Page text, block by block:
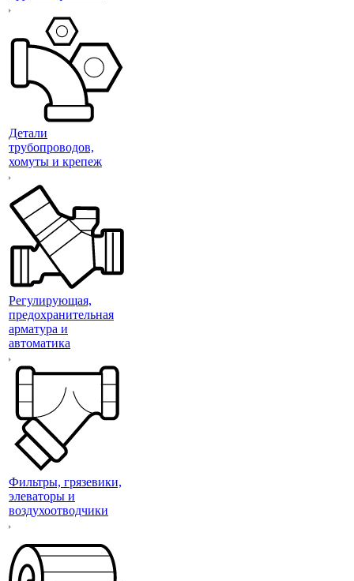
Детали
трубопроводов,
хомуты и крепеж
Регулирующая,
предохранительная
арматура и
автоматика
Фильтры, грязевики,
элеваторы и
воздухоотводчики